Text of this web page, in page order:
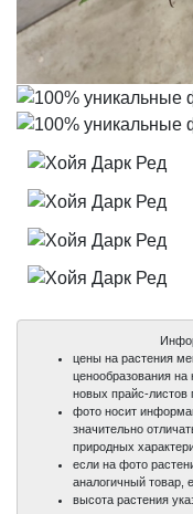
100%
100%
100%
100%
цены на растения
ценообразования на
новых прайс-листов
фото носит
значительно
природных
если на фото
аналогичный товар,
высота растения